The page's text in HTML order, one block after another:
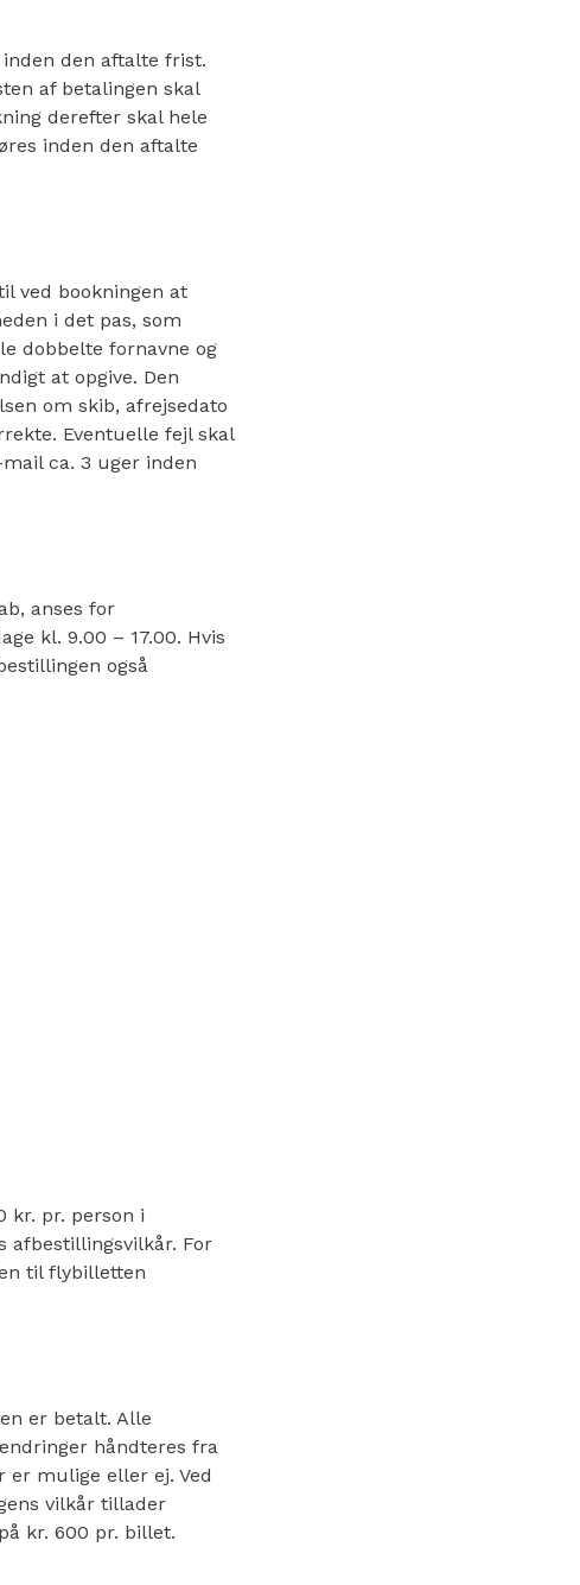
den aftalte frist.
af betalingen skal
derefter skal hele
inden den aftalte
ved bookningen at
i det pas, som
dobbelte fornavne og
at opgive. Den
om skib, afrejsedato
Eventuelle fejl skal
ca. 3 uger inden
anses for
kl. 9.00 – 17.00. Hvis
også
kr. pr. person i
afbestillingsvilkår. For
til flybilletten
er betalt. Alle
håndteres fra
mulige eller ej. Ved
vilkår tillader
kr. 600 pr. billet.